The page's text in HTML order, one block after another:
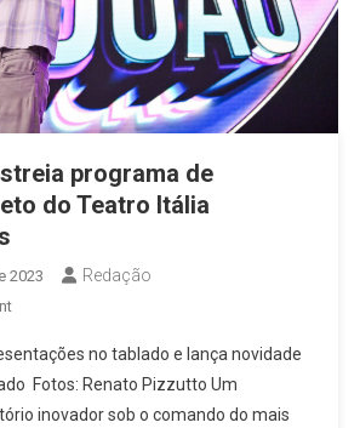
programa de
do Teatro Itália
2023 Redação
On
Silva
Estreia
Programa
no tablado e lança novidade
Fotos: Renato Pizzutto Um
inovador sob o comando do mais